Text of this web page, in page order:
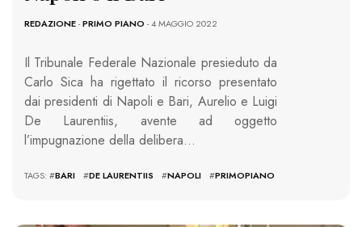
REDAZIONE-PRIMO PIANO - 4 MAGGIO 2022
Il Tribunale Federale Nazionale presieduto da
Carlo Sica ha rigettato il ricorso presentato
dai presidenti di Napoli e Bari, Aurelio e Luigi
De Laurentiis, avente ad oggetto
l’impugnazione della delibera…
TAGS: #BARI #DE LAURENTIIS #NAPOLI #PRIMOPIANO